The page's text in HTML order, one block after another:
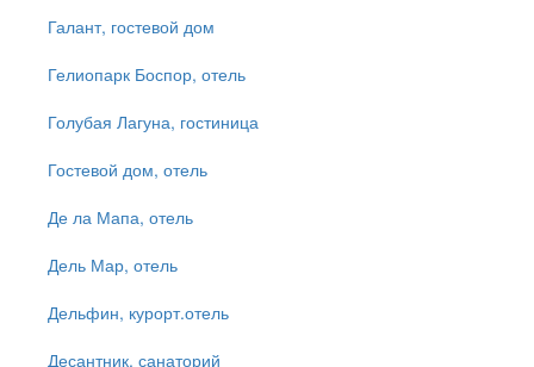
Галант, гостевой дом
Гелиопарк Боспор, отель
Голубая Лагуна, гостиница
Гостевой дом, отель
Де ла Мапа, отель
Дель Мар, отель
Дельфин, курорт.отель
Десантник, санаторий